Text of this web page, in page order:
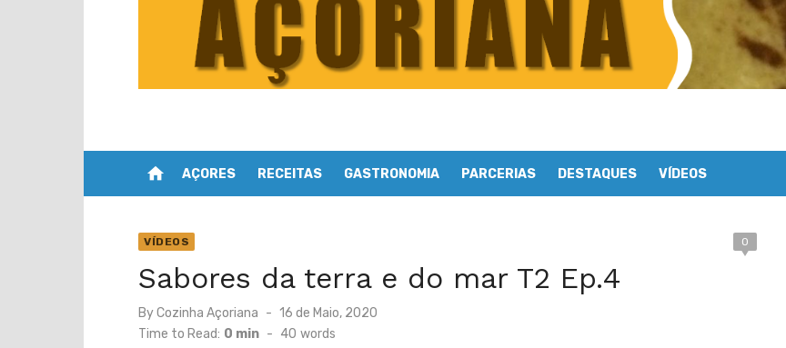
home AÇORES RECEITAS GASTRONOMIA PARCERIAS DESTAQUES VÍDEOS
VÍDEOS 0
Sabores da terra e do mar T2 Ep.4
ByCozinha Açoriana
Posted
on
16 de Maio, 2020
Time to Read: 0 min - 40 words